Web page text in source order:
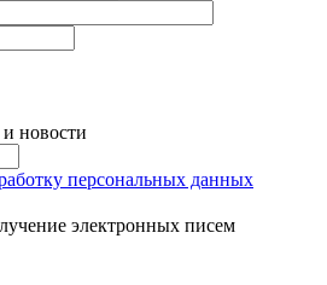
новости
персональных данных
электронных писем